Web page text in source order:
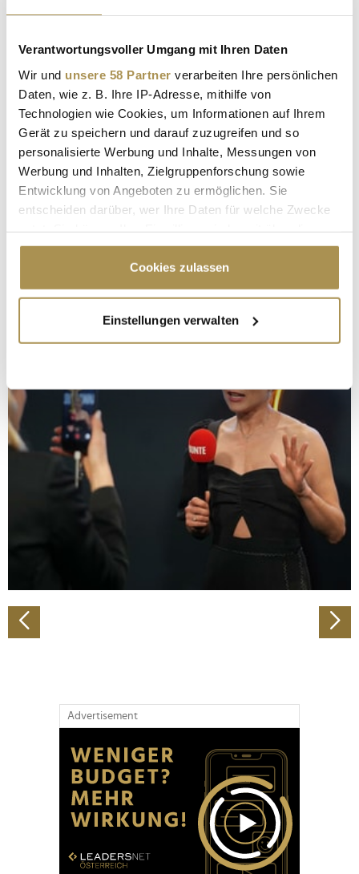
Verantwortungsvoller Umgang mit Ihren Daten
Wir und unsere 58 Partner verarbeiten Ihre persönlichen
Daten, wie z. B. Ihre IP-Adresse, mithilfe von
Technologien wie Cookies, um Informationen auf Ihrem
Gerät zu speichern und darauf zuzugreifen und so
personalisierte Werbung und Inhalte, Messungen von
Werbung und Inhalten, Zielgruppenforschung sowie
Entwicklung von Angeboten zu ermöglichen. Sie
entscheiden darüber, wer Ihre Daten für welche Zwecke
Cookie-Erklärung oder durch Klicken auf das Privacy
Trigger Symbol ändern oder widerrufen
Informationen über Ihre geografische Lage
erfassen, welche bis auf einige Meter genau sein
bestimmten Merkmalen (Fingerprinting) identifizieren
Erfahren Sie mehr darüber, wie Ihre persönlichen Daten
verarbeitet werden, und legen Sie Ihre Präferenzen im
Abschnitt Einzelheiten
Wir verwenden Cookies, um Inhalte und Anzeigen zu
personalisieren, Funktionen für soziale Medien anbieten
zu können und die Zugriffe auf unsere Website zu
analysieren. Außerdem geben wir Informationen zu Ihrer
Verwendung unserer Website an unsere Partner für
Partner führen diese Informationen möglicherweise mit
weiteren Daten zusammen, die Sie ihnen bereitgestellt
Cookies zulassen
Einstellungen verwalten
Advertisement